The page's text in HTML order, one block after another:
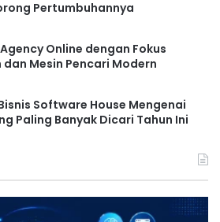
Pertumbuhannya
Online dengan Fokus
Mesin Pencari Modern
Software House Mengenai
Paling Banyak Dicari Tahun Ini